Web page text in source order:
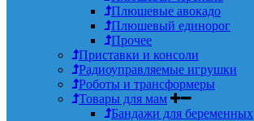
Плюшевые авокадо
Плюшевый единорог
Прочее
Приставки и консоли
Радиоуправляемые игрушки
Роботы и трансформеры
Товары для мам
Бандажи для беременных